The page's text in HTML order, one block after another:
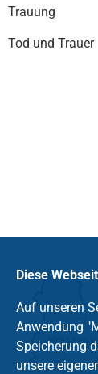
Trauung
Tod und Trauer
Diese
Auf unseren
Anwendung
Speicherung
unsere